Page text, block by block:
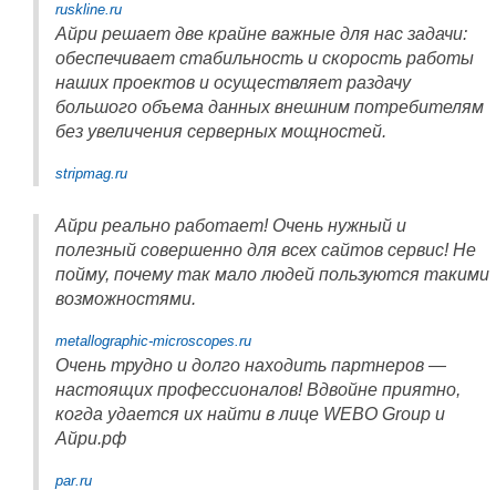
ruskline.ru
Айри решает две крайне важные для нас задачи:
обеспечивает стабильность и скорость работы
наших проектов и осуществляет раздачу
большого объема данных внешним потребителям
без увеличения серверных мощностей.
stripmag.ru
Айри реально работает! Очень нужный и
полезный совершенно для всех сайтов сервис! Не
пойму, почему так мало людей пользуются такими
возможностями.
metallographic-microscopes.ru
Очень трудно и долго находить партнеров —
настоящих профессионалов! Вдвойне приятно,
когда удается их найти в лице WEBO Group и
Айри.рф
par.ru